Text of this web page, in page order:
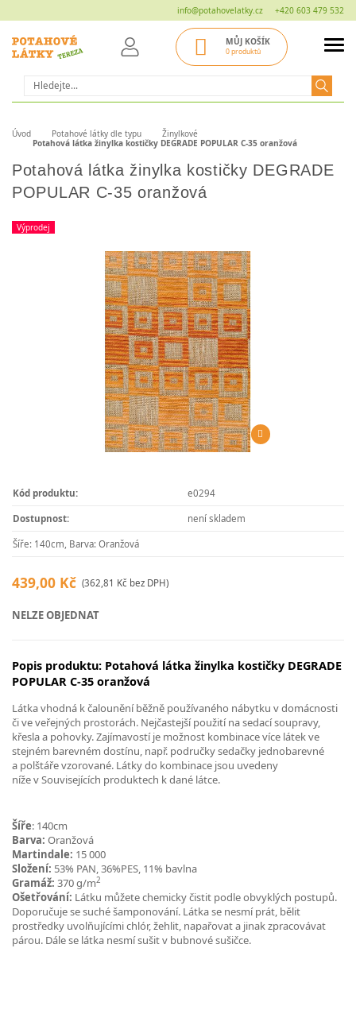
info@potahovelatky.cz +420 603 479 532
Hledat
MŮJ KOŠÍK
0 produktů
Úvod Potahové látky dle typu
Žinylkové
Potahová látka žinylka kostičky DEGRADE POPULAR C-35 oranžová
Potahová látka žinylka kostičky DEGRADE
POPULAR C-35 oranžová
Výprodej
Kód produktu: e0294
Dostupnost: není skladem
Šíře: 140cm, Barva: Oranžová
439,00 Kč (362,81 Kč bez DPH)
NELZE OBJEDNAT
Popis produktu: Potahová látka žinylka kostičky DEGRADE
POPULAR C-35 oranžová
Látka vhodná k čalounění běžně používaného nábytku v domácnosti
či ve veřejných prostorách. Nejčastejší použití na sedací soupravy,
křesla a pohovky. Zajímavostí je možnost kombinace více látek ve
stejném barevném dostínu, např. područky sedačky jednobarevné
a polštáře vzorované. Látky do kombinace jsou uvedeny
níže v Souvisejících produktech k dané látce.
Šíře: 140cm
Barva: Oranžová
Martindale: 15 000
Složení: 53% PAN, 36%PES, 11% bavlna
Gramáž: 370 g/m2
Ošetřování: Látku můžete chemicky čistit podle obvyklých postupů.
Doporučuje se suché šamponování. Látka se nesmí prát, bělit
prostředky uvolňujícími chlór, žehlit, napařovat a jinak zpracovávat
párou. Dále se látka nesmí sušit v bubnové sušičce.